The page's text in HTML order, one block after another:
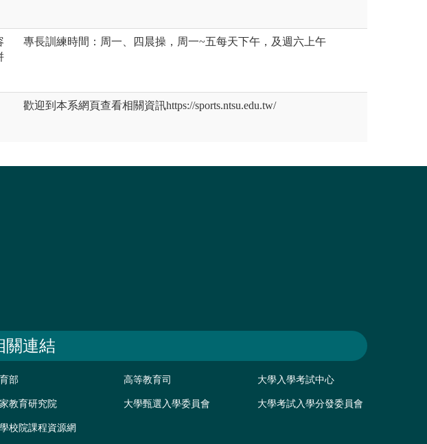
專長訓練時間：周一、四晨操，周一~五每天下午，及週六上午
歡迎到本系網頁查看相關資訊https://sports.ntsu.edu.tw/
關連結
部 高等教育司 大學入學考試中心
教育研究院 大學甄選入學委員會 大學考試入學分發委員會
校院課程資源網